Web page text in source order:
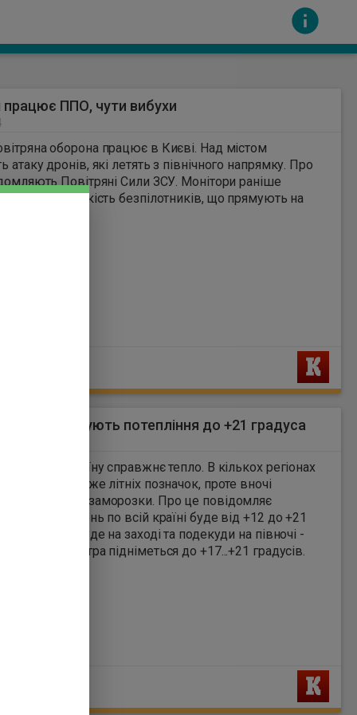
за вміст інших сайтів. Всі авторскі права
працює ППО, чути вибухи
оборона працює в Києві. Над містом
атаку дронів, які летять з північного напрямку. Про
велику кількість безпілотників, що прямують на
прогнозують потепління до +21 градуса
в Україну справжнє тепло. В кількох регіонах
сягне майже літніх позначок, проте вночі
ще можливі заморозки. Про це повідомляє
Вдень по всій країні буде від +12 до +21
Найтепліше буде на заході та подекуди на півночі -
термометра підніметься до +17...+21 градусів.